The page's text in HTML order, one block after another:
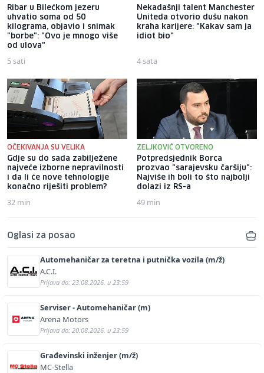
Ribar u Bilećkom jezeru
uhvatio soma od 50
kilograma, objavio i snimak
"borbe": "Ovo je mnogo više
od ulova"
5 sati
Nekadašnji talent Manchester
Uniteda otvorio dušu nakon
kraha karijere: "Kakav sam ja
idiot bio"
4 sata
OČEKIVANJA SU VELIKA
Gdje su do sada zabilježene
najveće izborne nepravilnosti
i da li će nove tehnologije
konačno riješiti problem?
32 min
ZELJKOVIĆ OTVORENO
Potpredsjednik Borca
prozvao "sarajevsku čaršiju":
Najviše ih boli to što najbolji
dolazi iz RS-a
49 min
Oglasi za posao
Automehaničar za teretna i putnička vozila (m/ž)
A.C.I.
Prijava do: 23.08.2026. u 23:59
Serviser - Automehaničar (m)
Arena Motors
Prijava do: 20.08.2026. u 23:59
Građevinski inženjer (m/ž)
MC-Stella